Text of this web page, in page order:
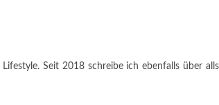
Seit 2018 schreibe ich ebenfalls über alls